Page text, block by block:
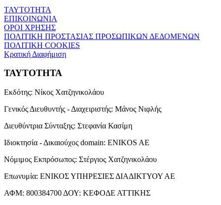
ΤΑΥΤΟΤΗΤΑ
ΕΠΙΚΟΙΝΩΝΙΑ
ΟΡΟΙ ΧΡΗΣΗΣ
ΠΟΛΙΤΙΚΗ ΠΡΟΣΤΑΣΙΑΣ ΠΡΟΣΩΠΙΚΩΝ ΔΕΔΟΜΕΝΩΝ
ΠΟΛΙΤΙΚΗ COOKIES
Κρατική Διαφήμιση
ΤΑΥΤΟΤΗΤΑ
Εκδότης: Νίκος Χατζηνικολάου
Γενικός Διευθυντής - Διαχειριστής: Μάνος Νιφλής
Διευθύντρια Σύνταξης: Στεφανία Κασίμη
Ιδιοκτησία - Δικαιούχος domain: ENIKOS AE
Νόμιμος Εκπρόσωπος: Στέργιος Χατζηνικολάου
Επωνυμία: ΕΝΙΚΟΣ ΥΠΗΡΕΣΙΕΣ ΔΙΑΔΙΚΤΥΟΥ ΑΕ
ΑΦΜ: 800384700 ΔΟΥ: ΚΕΦΟΔΕ ΑΤΤΙΚΗΣ